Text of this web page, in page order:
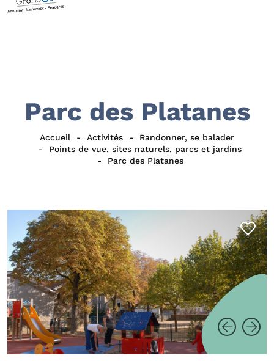
Parc des Platanes
Accueil Activités
Randonner, se balader
Points de vue, sites naturels, parcs et jardins
Parc des Platanes